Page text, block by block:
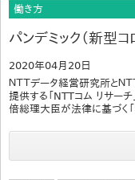
働き方
パンデミック（新型
2020年04月20日
ＮＴＴデータ経営研究所とＮＴ
提供する「NTTコム リサー
倍総理大臣が法律に基づく